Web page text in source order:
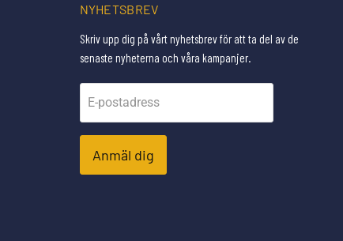
NYHETSBREV
Skriv upp dig på vårt nyhetsbrev för att ta del av de
senaste nyheterna och våra kampanjer.
E-postadress
Anmäl dig